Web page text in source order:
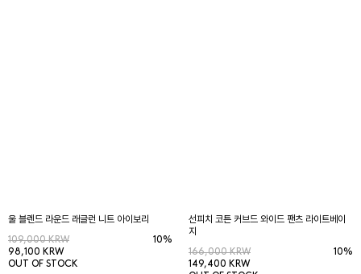
울 블렌드 라운드 래글런 니트 아이보리
109,000 KRW
98,100 KRW
10%
OUT OF STOCK
선피치 코튼 커브드 와이드 팬츠 라이트베이
지
166,000 KRW
149,400 KRW
10%